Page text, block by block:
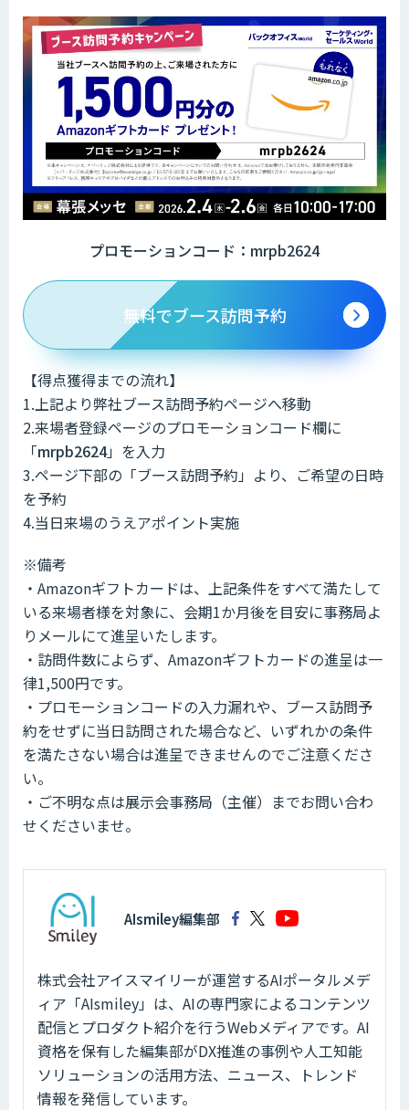
プロモーションコード：mrpb2624
無料でブース訪問予約
【得点獲得までの流れ】
1.上記より弊社ブース訪問予約ページへ移動
2.来場者登録ページのプロモーションコード欄に
「mrpb2624」を入力
3.ページ下部の「ブース訪問予約」より、ご希望の日時
を予約
4.当日来場のうえアポイント実施
※備考
・Amazonギフトカードは、上記条件をすべて満たして
いる来場者様を対象に、会期1か月後を目安に事務局よ
りメールにて進呈いたします。
・訪問件数によらず、Amazonギフトカードの進呈は一
律1,500円です。
・プロモーションコードの入力漏れや、ブース訪問予
約をせずに当日訪問された場合など、いずれかの条件
を満たさない場合は進呈できませんのでご注意くださ
い。
・ご不明な点は展示会事務局（主催）までお問い合わ
せくださいませ。
AIsmiley編集部
株式会社アイスマイリーが運営するAIポータルメデ
ィア「AIsmiley」は、AIの専門家によるコンテンツ
配信とプロダクト紹介を行うWebメディアです。AI
資格を保有した編集部がDX推進の事例や人工知能
ソリューションの活用方法、ニュース、トレンド
情報を発信しています。